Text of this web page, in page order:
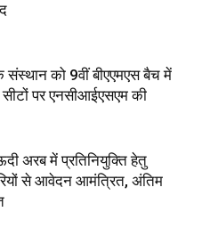
संस्थान को 9वीं बीएएमएस बैच में
पर एनसीआईएसएम की
अरब में प्रतिनियुक्ति हेतु
से आवेदन आमंत्रित, अंतिम